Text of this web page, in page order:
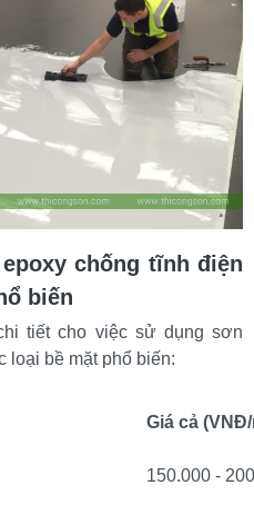
chống tĩnh điện
biến
tiết cho việc sử dụng sơn
loại bề mặt phổ biến:
Giá cả
150.000 -